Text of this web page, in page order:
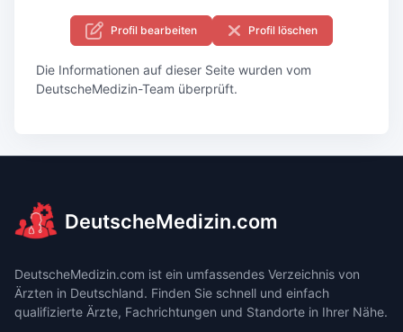
Profil bearbeiten Profil löschen
Die Informationen auf dieser Seite wurden vom
DeutscheMedizin-Team überprüft.
DeutscheMedizin.com
DeutscheMedizin.com ist ein umfassendes Verzeichnis von
Ärzten in Deutschland. Finden Sie schnell und einfach
qualifizierte Ärzte, Fachrichtungen und Standorte in Ihrer Nähe.